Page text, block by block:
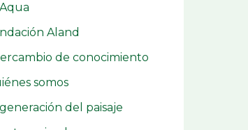
Aland
de conocimiento
somos
del paisaje